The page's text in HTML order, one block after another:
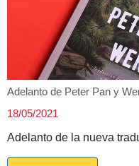
Adelanto de Peter Pan y
18/05/2021
Adelanto de la nueva